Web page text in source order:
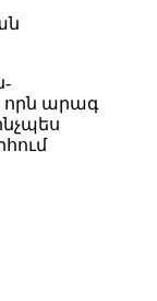
որն արագ